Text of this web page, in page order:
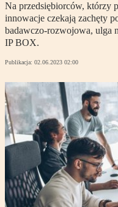
Na przedsiębiorców, którzy
innowacje czekają zachęty
badawczo-rozwojowa, ulga
IP BOX.
Publikacja: 02.06.2023 02:00